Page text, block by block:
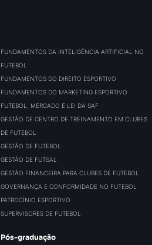
FUNDAMENTOS DA INTELIGÊNCIA ARTIFICIAL NO
FUTEBOL
FUNDAMENTOS DO DIREITO ESPORTIVO
FUNDAMENTOS DO MARKETING ESPORTIVO
FUTEBOL, MERCADO E LEI DA SAF
GESTÃO DE CENTRO DE TREINAMENTO EM CLUBES
DE FUTEBOL
GESTÃO DE FUTEBOL
GESTÃO DE FUTSAL
GESTÃO FINANCEIRA PARA CLUBES DE FUTEBOL
GOVERNANÇA E CONFORMIDADE NO FUTEBOL
PATROCÍNIO ESPORTIVO
SUPERVISORES DE FUTEBOL
Pós-graduação